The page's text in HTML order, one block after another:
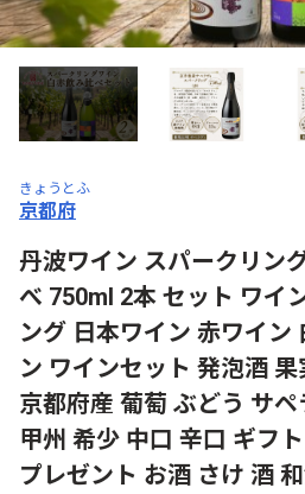
きょうとふ
京都府
丹波ワイン スパークリン
べ 750ml 2本 セット ワイ
ング 日本ワイン 赤ワイン
ン ワインセット 発泡酒
京都府産 葡萄 ぶどう サ
甲州 希少 中口 辛口 ギフ
プレゼント お酒 さけ 酒